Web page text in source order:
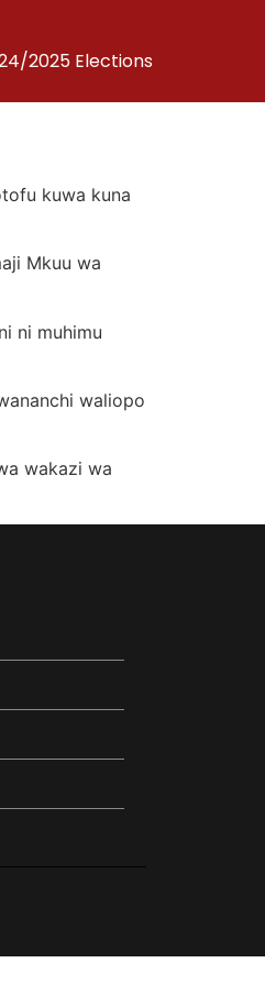
2025 Elections
kuwa kuna
Mkuu wa
ni muhimu
waliopo
wakazi wa